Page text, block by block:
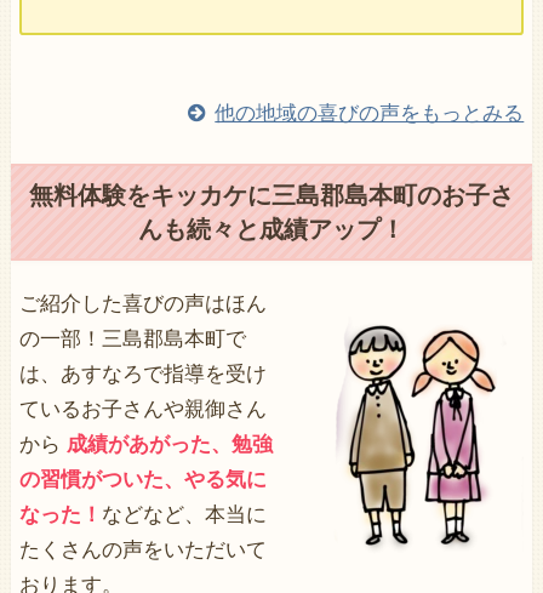
他の地域の喜びの声をもっとみる
無料体験をキッカケに三島郡島本町のお子さ
んも続々と成績アップ！
ご紹介した喜びの声はほん
の一部！三島郡島本町で
は、あすなろで指導を受け
ているお子さんや親御さん
から 成績があがった、勉強
の習慣がついた、やる気に
なった！ などなど、本当に
たくさんの声をいただいて
おります。